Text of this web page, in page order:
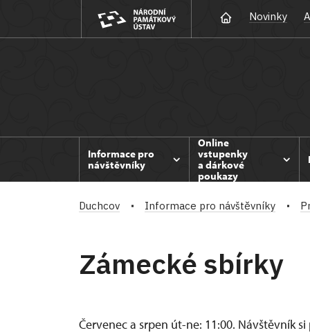
Novinky
Informace pro
návštěvníky
Online
vstupenky
a dárkové
poukazy
Duchcov Informace pro návštěvníky
Zámecké sbírky
Červenec a srpen út-ne: 11:00. Návštěvník